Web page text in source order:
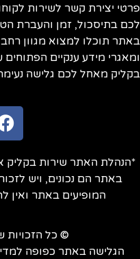
יצירת קשר לשירות
בתיסכול, זמן והעברת
תוכלו למצוא מגוון
מידע ענקיים הפתוחים
מאחל לכם גלישה נעימה
האתר שירות בקליק
באתר הם נכונים, ויש לזכור
המופיעים באתר ואין
© כל הזכויות
הגלישה באתר כפופה